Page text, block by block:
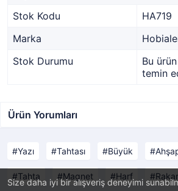
Size daha iyi bir alışveriş deneyimi
Stok Kodu
HA719
Marka
Stok Durumu
Bu
temin
Ürün Yorumları
Yazı Tahtası Büyük
Tahta Magnet Harf